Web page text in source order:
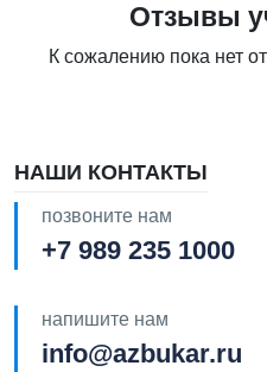
Отзывы
К сожалению пока нет
НАШИ КОНТАКТЫ
позвоните нам
+7 989 235 1000
напишите нам
info@azbukar.ru